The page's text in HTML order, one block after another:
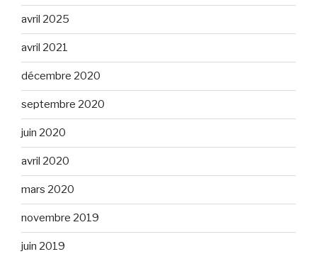
avril 2025
avril 2021
décembre 2020
septembre 2020
juin 2020
avril 2020
mars 2020
novembre 2019
juin 2019